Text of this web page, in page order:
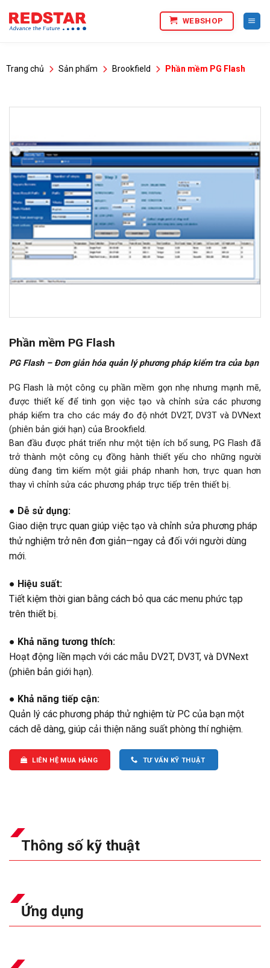
qua
WEBSHOP
Trang chủ Sản phẩm Brookfield Phần mềm PG Flash
Phần mềm PG Flash
PG Flash – Đơn giản hóa quản lý phương pháp kiểm tra của bạn
PG Flash là một công cụ phần mềm gọn nhẹ nhưng mạnh mẽ,
được thiết kế để tinh gọn việc tạo và chỉnh sửa các phương
pháp kiểm tra cho các máy đo độ nhớt DV2T, DV3T và DVNext
(phiên bản giới hạn) của Brookfield.
Ban đầu được phát triển như một tiện ích bổ sung, PG Flash đã
trở thành một công cụ đồng hành thiết yếu cho những người
dùng đang tìm kiếm một giải pháp nhanh hơn, trực quan hơn
thay vì chỉnh sửa các phương pháp trực tiếp trên thiết bị.
● Dễ sử dụng:
Giao diện trực quan giúp việc tạo và chỉnh sửa phương pháp
thử nghiệm trở nên đơn giản—ngay cả đối với người dùng
mới.
● Hiệu suất:
Tiết kiệm thời gian bằng cách bỏ qua các menu phức tạp
trên thiết bị.
● Khả năng tương thích:
Hoạt động liền mạch với các mẫu DV2T, DV3T, và DVNext
(phiên bản giới hạn).
● Khả năng tiếp cận:
Quản lý các phương pháp thử nghiệm từ PC của bạn một
cách dễ dàng, giúp cải thiện năng suất phòng thí nghiệm.
LIÊN HỆ MUA HÀNG TƯ VẤN KỸ THUẬT
Thông số kỹ thuật
Ứng dụng